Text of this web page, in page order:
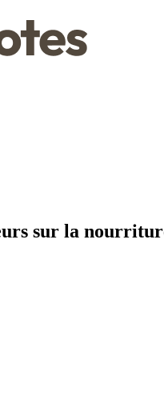
sur la